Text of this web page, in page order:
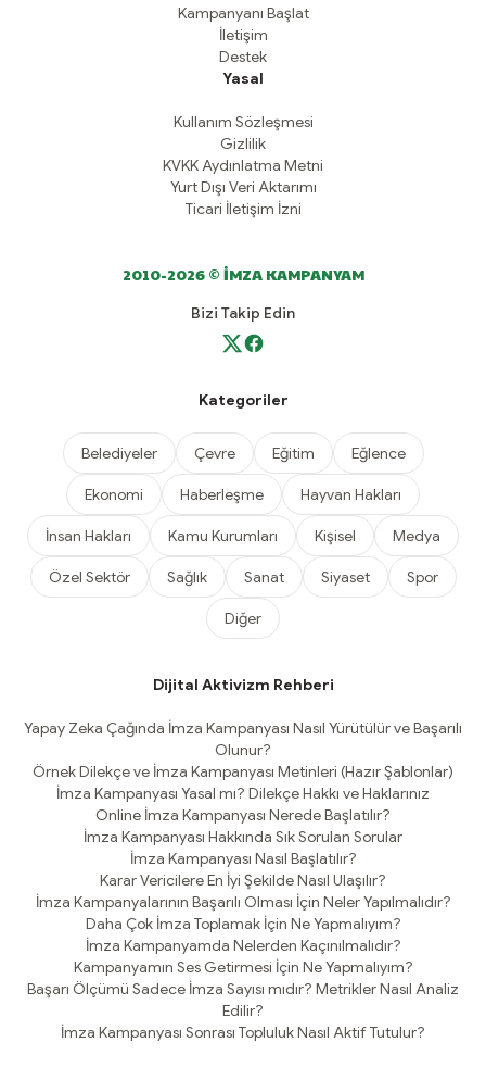
Kampanyanı Başlat
İletişim
Destek
Yasal
Kullanım Sözleşmesi
Gizlilik
KVKK Aydınlatma Metni
Yurt Dışı Veri Aktarımı
Ticari İletişim İzni
2010-2026 © İMZA KAMPANYAM
Bizi Takip Edin
Kategoriler
Belediyeler Çevre Eğitim Eğlence
Ekonomi Haberleşme Hayvan Hakları
İnsan Hakları Kamu Kurumları Kişisel Medya
Özel Sektör Sağlık Sanat Siyaset Spor
Diğer
Dijital Aktivizm Rehberi
Yapay Zeka Çağında İmza Kampanyası Nasıl Yürütülür ve Başarılı
Olunur?
Örnek Dilekçe ve İmza Kampanyası Metinleri (Hazır Şablonlar)
İmza Kampanyası Yasal mı? Dilekçe Hakkı ve Haklarınız
Online İmza Kampanyası Nerede Başlatılır?
İmza Kampanyası Hakkında Sık Sorulan Sorular
İmza Kampanyası Nasıl Başlatılır?
Karar Vericilere En İyi Şekilde Nasıl Ulaşılır?
İmza Kampanyalarının Başarılı Olması İçin Neler Yapılmalıdır?
Daha Çok İmza Toplamak İçin Ne Yapmalıyım?
İmza Kampanyamda Nelerden Kaçınılmalıdır?
Kampanyamın Ses Getirmesi İçin Ne Yapmalıyım?
Başarı Ölçümü Sadece İmza Sayısı mıdır? Metrikler Nasıl Analiz
Edilir?
İmza Kampanyası Sonrası Topluluk Nasıl Aktif Tutulur?